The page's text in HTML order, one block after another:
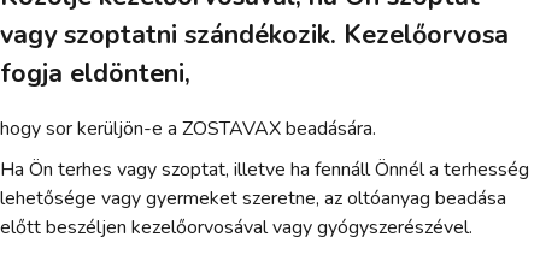
vagy szoptatni szándékozik. Kezelőorvosa
fogja eldönteni,
hogy sor kerüljön-e a ZOSTAVAX beadására.
Ha Ön terhes vagy szoptat, illetve ha fennáll Önnél a terhesség
lehetősége vagy gyermeket szeretne, az oltóanyag beadása
előtt beszéljen kezelőorvosával vagy gyógyszerészével.